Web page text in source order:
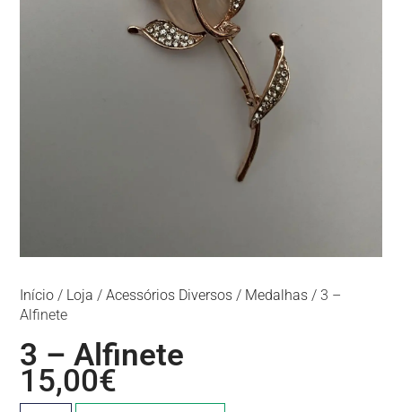
Início / Loja /Acessórios Diversos / Medalhas / 3 –
Alfinete
3 – Alfinete
15,00€